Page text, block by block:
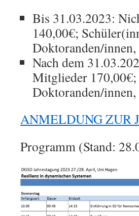
Bis 31.03.2023:
140,00€;
Doktoranden/
Nach dem
Mitglieder 170,00€;
Doktoranden/
ANMELDUNG ZUR
Programm (Stand: